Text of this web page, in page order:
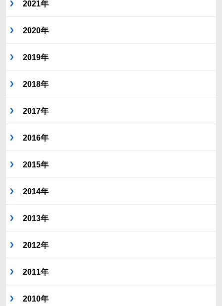
2021年
2020年
2019年
2018年
2017年
2016年
2015年
2014年
2013年
2012年
2011年
2010年